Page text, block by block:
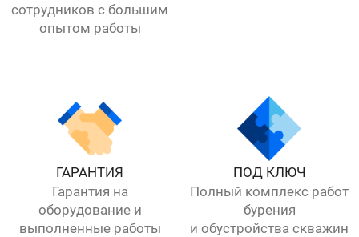
сотрудников с большим
опытом работы
ГАРАНТИЯ
Гарантия на
оборудование и
выполненные работы
ПОД КЛЮЧ
Полный комплекс работ
бурения
и обустройства скважин